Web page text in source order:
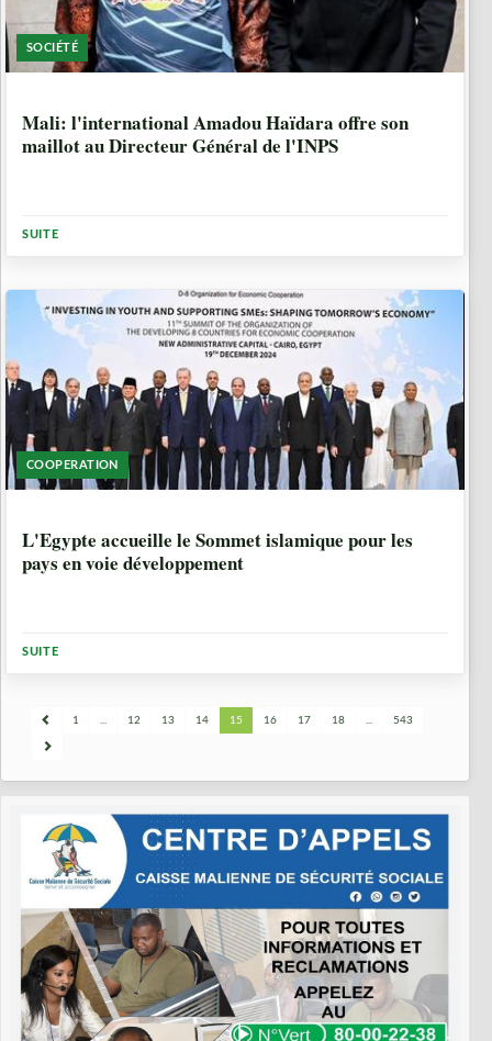
SOCIÉTÉ
Mali: l'international Amadou Haïdara offre son
maillot au Directeur Général de l'INPS
SUITE
COOPERATION
L'Egypte accueille le Sommet islamique pour les
pays en voie développement
SUITE
1 ... 12 13 14 15 16 17 18 ... 543